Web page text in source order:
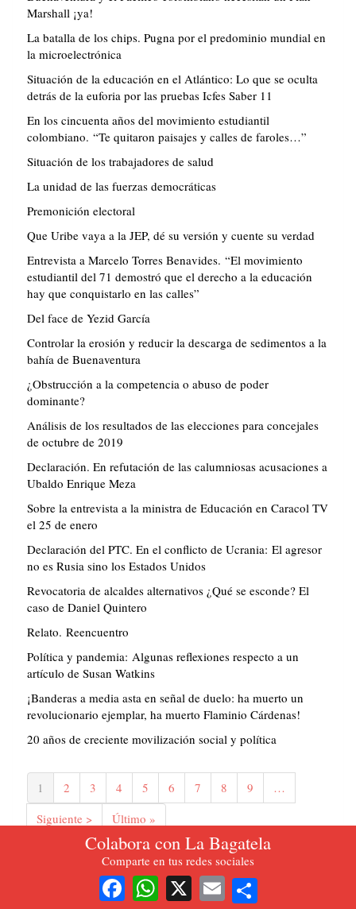
Colabora con La Bagatela
Comparte en tus redes sociales
FacebookWhatsApp
X Email
Marshall ¡ya!
La batalla de los chips. Pugna por el predominio mundial en
la microelectrónica
Situación de la educación en el Atlántico: Lo que se oculta
detrás de la euforia por las pruebas Icfes Saber 11
En los cincuenta años del movimiento estudiantil
colombiano. “Te quitaron paisajes y calles de faroles…”
Situación de los trabajadores de salud
La unidad de las fuerzas democráticas
Premonición electoral
Que Uribe vaya a la JEP, dé su versión y cuente su verdad
Entrevista a Marcelo Torres Benavides. “El movimiento
estudiantil del 71 demostró que el derecho a la educación
hay que conquistarlo en las calles”
Del face de Yezid García
Controlar la erosión y reducir la descarga de sedimentos a la
bahía de Buenaventura
¿Obstrucción a la competencia o abuso de poder
dominante?
Análisis de los resultados de las elecciones para concejales
de octubre de 2019
Declaración. En refutación de las calumniosas acusaciones a
Ubaldo Enrique Meza
Sobre la entrevista a la ministra de Educación en Caracol TV
el 25 de enero
Declaración del PTC. En el conflicto de Ucrania: El agresor
no es Rusia sino los Estados Unidos
Revocatoria de alcaldes alternativos ¿Qué se esconde? El
caso de Daniel Quintero
Relato. Reencuentro
Política y pandemia: Algunas reflexiones respecto a un
artículo de Susan Watkins
¡Banderas a media asta en señal de duelo: ha muerto un
revolucionario ejemplar, ha muerto Flaminio Cárdenas!
20 años de creciente movilización social y política
Paginación
Página
actual
1 Página
2 Página
3 Página
4 Página
5 Página
6 Página
7 Página
8 Página
9
…
Siguiente
Siguiente >
Última
página
Último »